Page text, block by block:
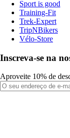
Sport is good
Training-Fit
Trek-Expert
TripNBikers
Vélo-Store
Inscreva-se na
Aproveite 10% de